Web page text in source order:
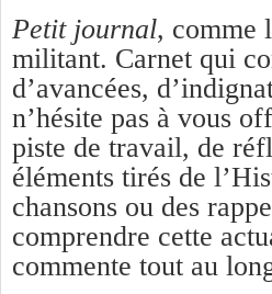
Petit journal, comme
militant. Carnet qui
d’avancées,
n’hésite pas à vous
piste de travail, de
éléments tirés de
chansons ou des
comprendre cette
commente tout au